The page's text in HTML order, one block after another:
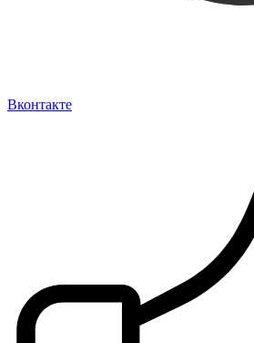
Вконтакте